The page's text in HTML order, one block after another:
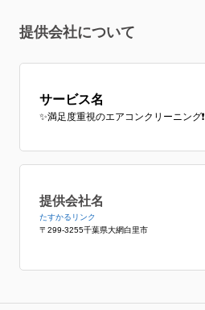
提供会社について
サービス名
✨満足度重視のエアコンクリーニング❗️
提供会社名
たすかるリンク
〒299-3255千葉県大網白里市